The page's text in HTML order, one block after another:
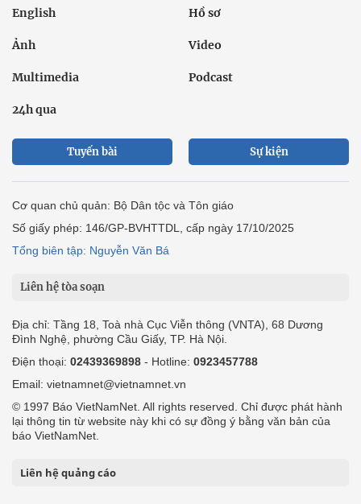
English Hồ sơ
Ảnh Video
Multimedia Podcast
24h qua
Tuyến bài Sự kiện
Cơ quan chủ quản: Bộ Dân tộc và Tôn giáo
Số giấy phép: 146/GP-BVHTTDL, cấp ngày 17/10/2025
Tổng biên tập: Nguyễn Văn Bá
Liên hệ tòa soạn
Địa chỉ: Tầng 18, Toà nhà Cục Viễn thông (VNTA), 68 Dương
Đình Nghệ, phường Cầu Giấy, TP. Hà Nội.
Điện thoại: 02439369898 - Hotline: 0923457788
Email: vietnamnet@vietnamnet.vn
© 1997 Báo VietNamNet. All rights reserved. Chỉ được phát hành
lại thông tin từ website này khi có sự đồng ý bằng văn bản của
báo VietNamNet.
Liên hệ quảng cáo